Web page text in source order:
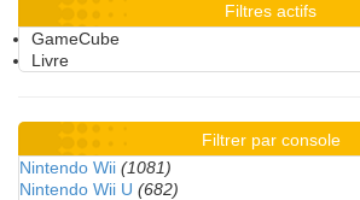
Filtres actifs
GameCube
Livre
Filtrer par console
Nintendo Wii (1081)
Nintendo Wii U (682)